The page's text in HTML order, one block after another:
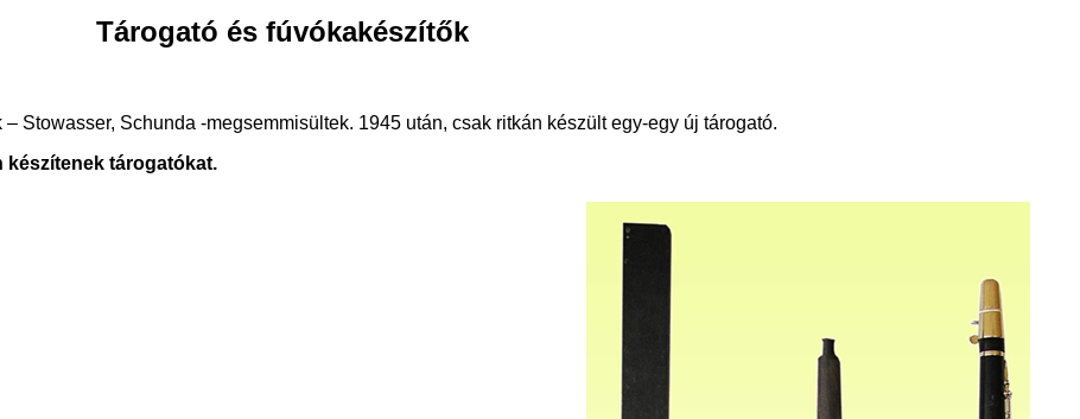
Tárogató és fúvókakészítők
Stowasser, Schunda -megsemmisültek. 1945 után, csak ritkán készült egy-egy új tárogató.
készítenek tárogatókat.